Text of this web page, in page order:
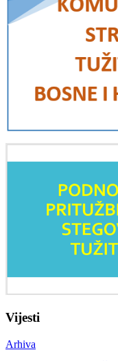
Vijesti
Arhiva